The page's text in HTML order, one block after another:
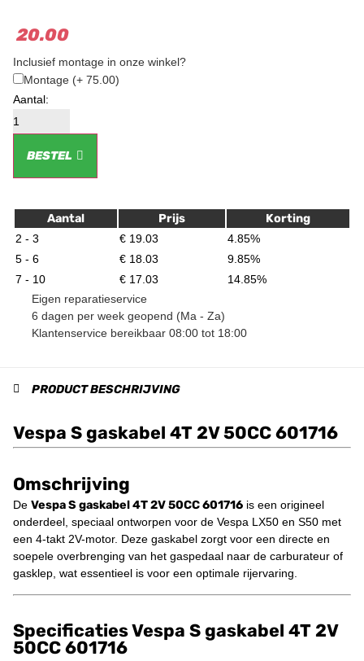
20.00
Inclusief montage in onze winkel?
Montage (+ 75.00)
BESTEL
Aantal Prijs Korting
2 - 3 € 19.03
4.85%
5 - 6
€ 18.03
9.85%
7 - 10
€ 17.03
14.85%
Eigen reparatieservice
6 dagen per week geopend (Ma - Za)
Klantenservice bereikbaar 08:00 tot 18:00
PRODUCT BESCHRIJVING
Vespa S gaskabel 4T 2V 50CC 601716
Omschrijving
De Vespa S gaskabel 4T 2V 50CC 601716 is een origineel
onderdeel, speciaal ontworpen voor de Vespa LX50 en S50 met
een 4-takt 2V-motor. Deze gaskabel zorgt voor een directe en
soepele overbrenging van het gaspedaal naar de carburateur of
gasklep, wat essentieel is voor een optimale rijervaring.
Specificaties Vespa S gaskabel 4T 2V
50CC 601716